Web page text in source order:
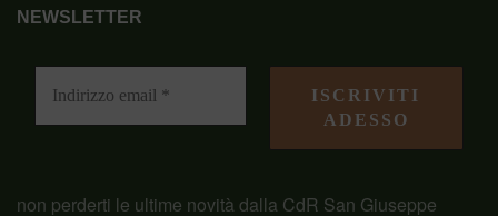
NEWSLETTER
non perderti le ultime novità dalla CdR San Giuseppe